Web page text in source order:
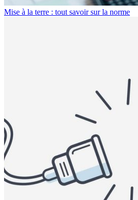
Mise à la terre : tout savoir sur la norme